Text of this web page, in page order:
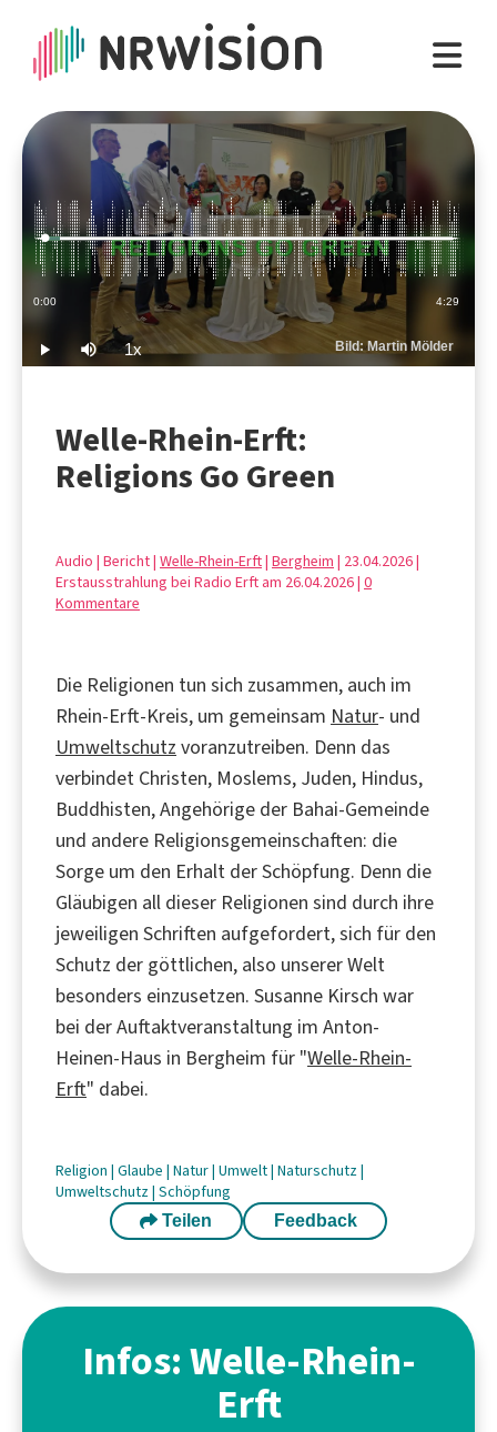
Play Mute 1xPlayback
Rate
Bild: Martin Mölder
Current
0:00 Duration
4:29
Loaded:
3.70%
Welle-Rhein-Erft:
Religions Go Green
Audio | Bericht | Welle-Rhein-Erft| Bergheim | 23.04.2026 |
Erstausstrahlung bei Radio Erft am 26.04.2026 | 0
Kommentare
Die Religionen tun sich zusammen, auch im
Rhein-Erft-Kreis, um gemeinsam Natur- und
Umweltschutz voranzutreiben. Denn das
verbindet Christen, Moslems, Juden, Hindus,
Buddhisten, Angehörige der Bahai-Gemeinde
und andere Religionsgemeinschaften: die
Sorge um den Erhalt der Schöpfung. Denn die
Gläubigen all dieser Religionen sind durch ihre
jeweiligen Schriften aufgefordert, sich für den
Schutz der göttlichen, also unserer Welt
besonders einzusetzen. Susanne Kirsch war
bei der Auftaktveranstaltung im Anton-
Heinen-Haus in Bergheim für "Welle-Rhein-
Erft" dabei.
Religion | Glaube | Natur| Umwelt| Naturschutz|
Umweltschutz| Schöpfung
Teilen Feedback
Infos: Welle-Rhein-
Erft